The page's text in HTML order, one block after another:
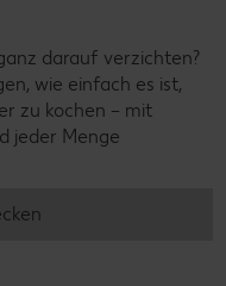
darauf verzichten?
wie einfach es ist,
zu kochen – mit
jeder Menge